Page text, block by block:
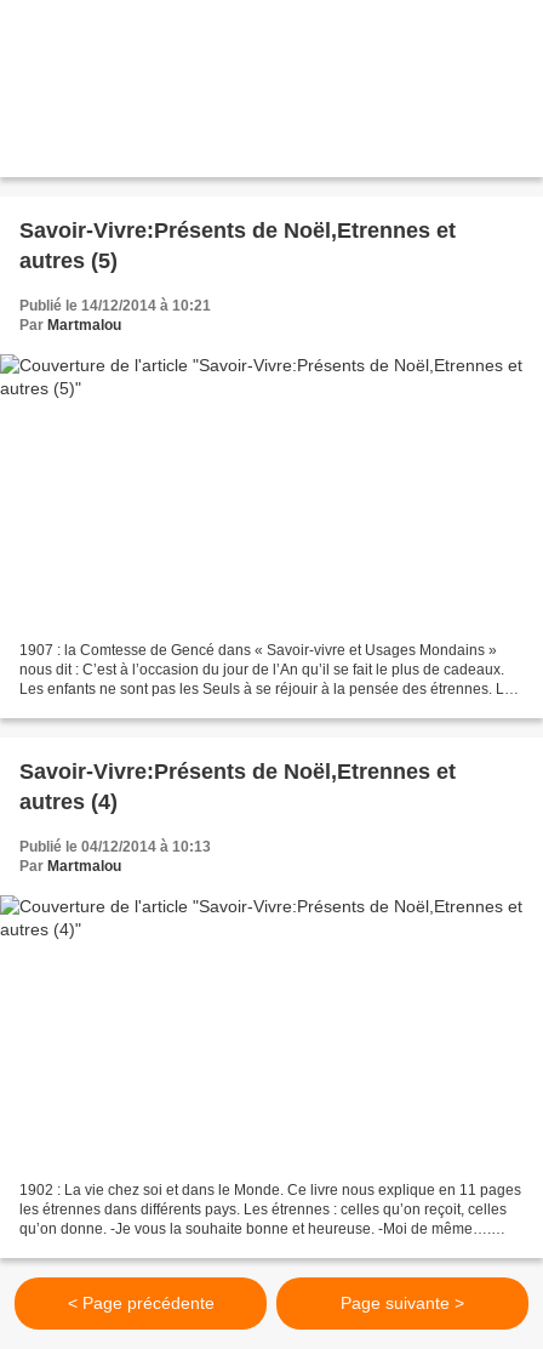
Savoir-Vivre:Présents de Noël,Etrennes et
autres (5)
Publié le 14/12/2014 à 10:21
Par Martmalou
1907 : la Comtesse de Gencé dans « Savoir-vivre et Usages Mondains »
nous dit : C’est à l’occasion du jour de l’An qu’il se fait le plus de cadeaux.
Les enfants ne sont pas les Seuls à se réjouir à la pensée des étrennes. Les
Savoir-Vivre:Présents de Noël,Etrennes et
autres (4)
Publié le 04/12/2014 à 10:13
Par Martmalou
1902 : La vie chez soi et dans le Monde. Ce livre nous explique en 11 pages
les étrennes dans différents pays. Les étrennes : celles qu’on reçoit, celles
qu’on donne. -Je vous la souhaite bonne et heureuse. -Moi de même….
< Page précédente Page suivante >